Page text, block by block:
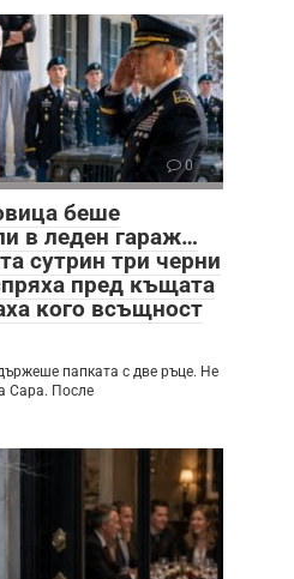
0
беше
в леден гараж…
сутрин три черни
пред къщата
кого всъщност
папката с две ръце. Не
Сара. После